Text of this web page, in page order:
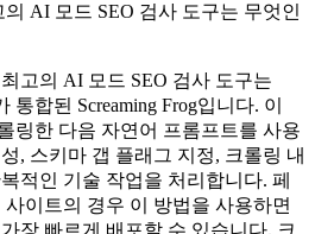
AI 모드 SEO 검사 도구는 무엇인
고의 AI 모드 SEO 검사 도구는
통합된 Screaming Frog입니다. 이
링한 다음 자연어 프롬프트를 사용
, 스키마 갭 플래그 지정, 크롤링 내
적인 기술 작업을 처리합니다. 페
이트의 경우 이 방법을 사용하면
장 빠르게 배포할 수 있습니다. 크